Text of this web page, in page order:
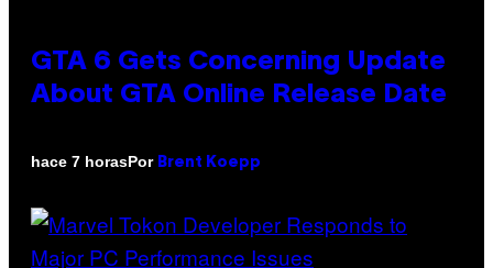
GTA 6 Gets Concerning Update
About GTA Online Release Date
hace 7 horasPor Brent Koepp